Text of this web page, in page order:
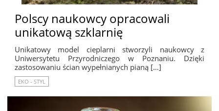
Polscy naukowcy opracowali
unikatową szklarnię
Unikatowy model cieplarni stworzyli naukowcy z
Uniwersytetu Przyrodniczego w Poznaniu. Dzięki
zastosowaniu ścian wypełnianych pianą […]
EKO - STYL